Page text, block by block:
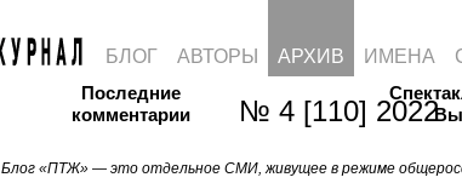
№ 4 [110] 2022
Последние
комментарии
Блог «ПТЖ» — это отдельное СМИ, живущее в режиме
БЛОГ АВТОРЫ АРХИВ ИМЕНА